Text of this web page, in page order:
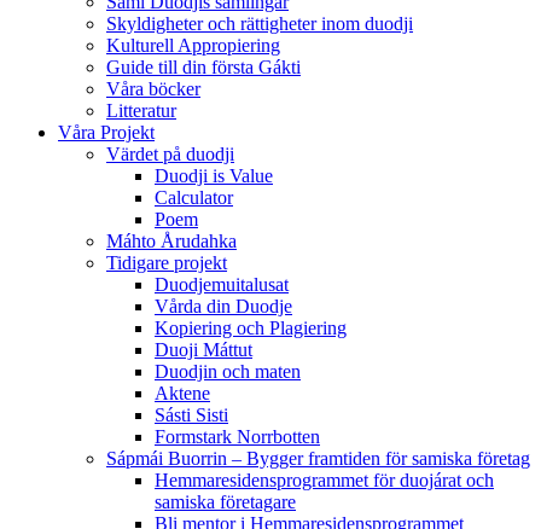
Skyldigheter och rättigheter inom duodji
Kulturell Appropiering
Guide till din första Gákti
Våra böcker
Litteratur
Våra Projekt
Värdet på duodji​
Duodji is Value
Calculator
Poem
Máhto Årudahka
Tidigare projekt
Duodjemuitalusat
Vårda din Duodje
Kopiering och Plagiering
Duoji Máttut
Duodjin och maten
Aktene
Sásti Sisti
Formstark Norrbotten
Sápmái Buorrin – Bygger framtiden för samiska företag
Hemmaresidensprogrammet för duojárat och
samiska företagare​
Bli mentor i Hemmaresidensprogrammet